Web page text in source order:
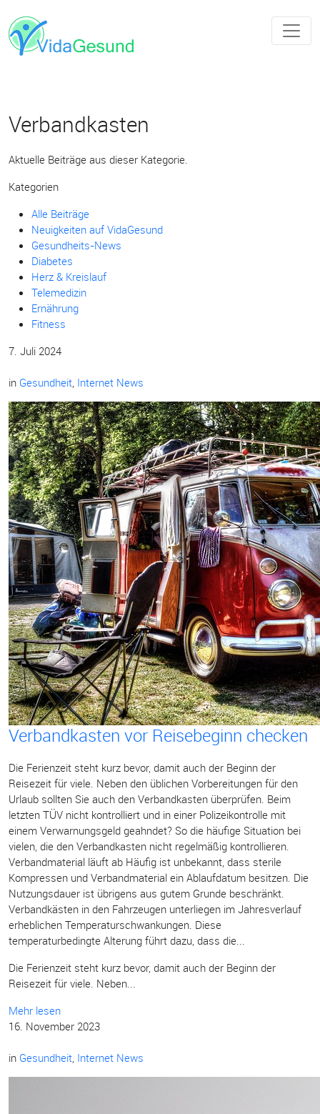
Verbandkasten
Aktuelle Beiträge aus dieser Kategorie.
Kategorien
Alle Beiträge
Neuigkeiten auf VidaGesund
Gesundheits-News
Diabetes
Herz & Kreislauf
Telemedizin
Ernährung
Fitness
7. Juli 2024
in Gesundheit, Internet News
Verbandkasten vor Reisebeginn checken
Die Ferienzeit steht kurz bevor, damit auch der Beginn der
Reisezeit für viele. Neben den üblichen Vorbereitungen für den
Urlaub sollten Sie auch den Verbandkasten überprüfen. Beim
letzten TÜV nicht kontrolliert und in einer Polizeikontrolle mit
einem Verwarnungsgeld geahndet? So die häufige Situation bei
vielen, die den Verbandkasten nicht regelmäßig kontrollieren.
Verbandmaterial läuft ab Häufig ist unbekannt, dass sterile
Kompressen und Verbandmaterial ein Ablaufdatum besitzen. Die
Nutzungsdauer ist übrigens aus gutem Grunde beschränkt.
Verbandkästen in den Fahrzeugen unterliegen im Jahresverlauf
erheblichen Temperaturschwankungen. Diese
temperaturbedingte Alterung führt dazu, dass die...
Die Ferienzeit steht kurz bevor, damit auch der Beginn der
Reisezeit für viele. Neben...
Mehr lesen
16. November 2023
in Gesundheit, Internet News